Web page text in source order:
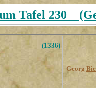
Tafel 230
(1336)
Georg